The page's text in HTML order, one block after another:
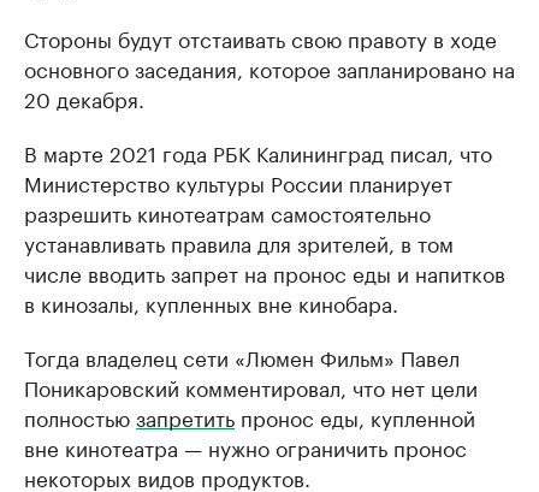
Стороны будут отстаивать свою правоту в ходе
основного заседания, которое запланировано на
20 декабря.
В марте 2021 года РБК Калининград писал, что
Министерство культуры России планирует
разрешить кинотеатрам самостоятельно
устанавливать правила для зрителей, в том
числе вводить запрет на пронос еды и напитков
в кинозалы, купленных вне кинобара.
Тогда владелец сети «Люмен Фильм» Павел
Поникаровский комментировал, что нет цели
полностьюзапретить пронос еды, купленной
вне кинотеатра — нужно ограничить пронос
некоторых видов продуктов.